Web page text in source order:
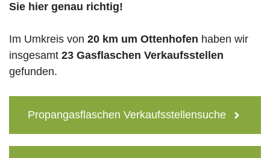
Sie hier genau richtig!
Im Umkreis von 20 km um Ottenhofen haben wir
insgesamt 23 Gasflaschen Verkaufsstellen
gefunden.
Propangasflaschen Verkaufsstellensuche